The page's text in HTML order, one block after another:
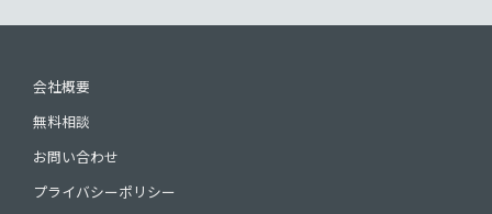
会社概要
無料相談
お問い合わせ
プライバシーポリシー